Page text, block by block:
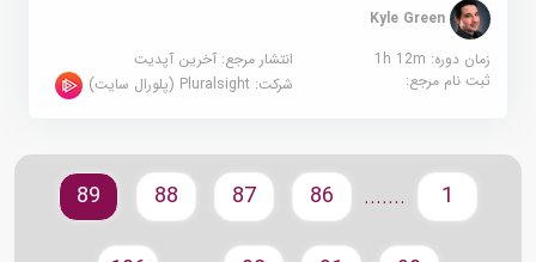
Kyle Green
زمان دوره: 1h 12m
انتشار مرجع:آخرین آپدیت
ثبت نام مرجع:
شرکت:Pluralsight (پلورال سایت)
.......
86
87
88
89